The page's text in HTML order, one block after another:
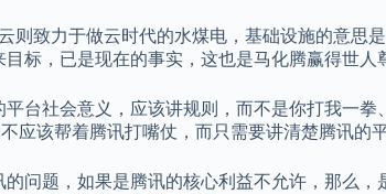
则致力于做云时代的水煤电，基础设施的意思
标，已是现在的事实，这也是马化腾赢得世人
台社会意义，应该讲规则，而不是你打我一
应该帮着腾讯打嘴仗，而只需要讲清楚腾讯的
问题，如果是腾讯的核心利益不允许，那么，